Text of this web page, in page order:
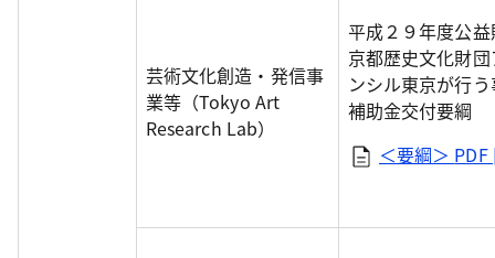
芸術文化創造・発信事
業等（Tokyo Art
Research Lab）
平成２９年度公
京都歴史文化財
ンシル東京が行
補助金交付要綱
＜要綱＞